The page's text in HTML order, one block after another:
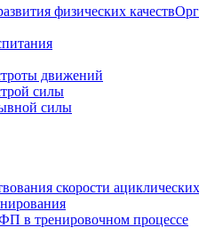
движений
силы
силы
скорости
в тренировочном процессе